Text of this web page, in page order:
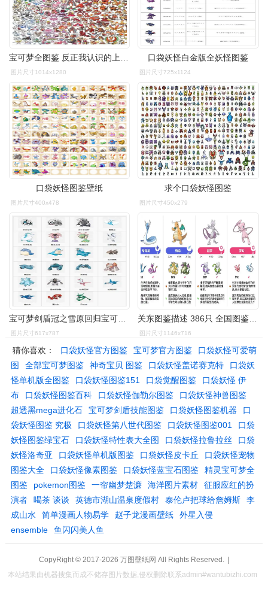
宝可梦全图鉴 反正我认识的上面都有
图片尺寸1014x1280
口袋妖怪白金版全妖怪图鉴
图片尺寸725x1124
口袋妖怪图鉴壁纸
图片尺寸400x478
求个口袋妖怪图鉴
图片尺寸450x279
图片尺寸617x787 图片尺寸1146x716
猜你喜欢： 口袋妖怪官方图鉴 宝可梦官方图鉴
口袋妖怪可爱萌
图
全部宝可梦图鉴 神奇宝贝 图鉴 口袋妖怪盖诺赛克特
口袋妖
怪单机版全图鉴
口袋妖怪图鉴151 口袋觉醒图鉴
口袋妖怪 伊
布
口袋妖怪图鉴百科 口袋妖怪伽勒尔图鉴
口袋妖怪神兽图鉴
超透黑mega进化石
宝可梦剑盾技能图鉴 口袋妖怪图鉴机器
口
袋妖怪图鉴 究极
口袋妖怪第八世代图鉴 口袋妖怪图鉴001
口袋
妖怪图鉴绿宝石
口袋妖怪特性表大全图 口袋妖怪拉鲁拉丝
口袋
妖怪洛奇亚
口袋妖怪单机版图鉴 口袋妖怪皮卡丘
口袋妖怪宠物
图鉴大全
口袋妖怪像素图鉴 口袋妖怪蓝宝石图鉴
精灵宝可梦全
图鉴
pokemon图鉴 一帘幽梦楚濂 海洋图片素材
征服应红的扮
演者
喝茶 谈谈 英德市湖山温泉度假村 泰伦卢把球给詹姆斯
李
成山水
简单漫画人物易学 赵子龙漫画壁纸
外星入侵
ensemble
鱼闪闪美人鱼
CopyRight © 2017-2026 万图壁纸网 All Rights Reserved.
|
本站结果由机器搜集而成不储存图片数据,侵权删除联系admin#wantubizhi.com